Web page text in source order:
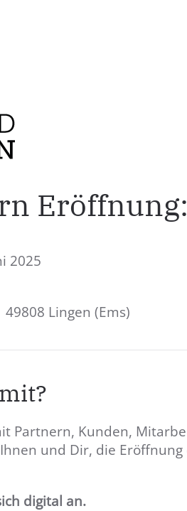
Eröffnung:
2025
Lingen (Ems)
Partnern, Kunden,
und Dir, die Eröffnung
digital an.